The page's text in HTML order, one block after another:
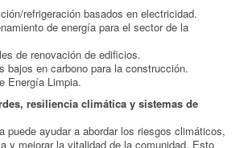
refrigeración basados en electricidad.
de energía para el sector de la
de renovación de edificios.
bajos en carbono para la construcción.
Energía Limpia.
resiliencia climática y sistemas de
puede ayudar a abordar los riesgos climáticos,
y mejorar la vitalidad de la comunidad. Esto